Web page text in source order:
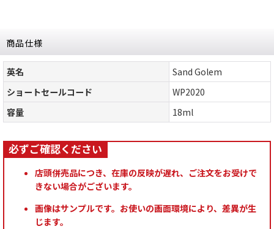
商品仕様
英名
Sand Golem
ショートセールコード
WP2020
容量
18ml
店頭併売品につき、在庫の反映が遅れ、ご注文をお受けで
きない場合がございます。
画像はサンプルです。お使いの画面環境により、差異が生
じます。